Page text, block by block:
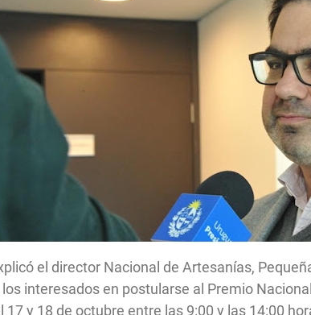
el director Nacional de Artesanías,
interesados en postularse al Premio
17 y 18 de octubre entre las 9:00 y las 14:00